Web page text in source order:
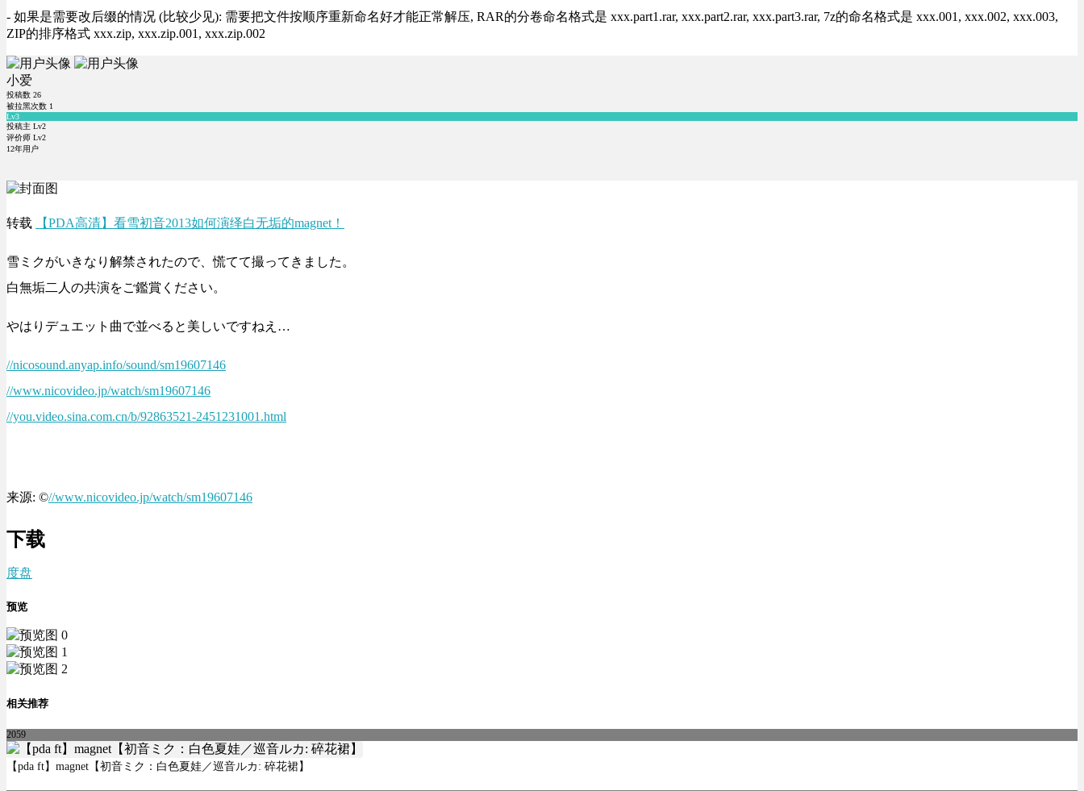
- 如果是需要改后缀的情况 (比较少见): 需要把文件按顺序重新命名好才能正常解压, RAR的分卷命名格式是 xxx.part1.rar, xxx.part2.rar, xxx.part3.rar, 7z的命名格式是 xxx.001, xxx.002, xxx.003,
ZIP的排序格式 xxx.zip, xxx.zip.001, xxx.zip.002
小爱
投稿数 26
被拉黑次数 1
Lv3
投稿主 Lv2
评价师 Lv2
12年用户
转载 【PDA高清】看雪初音2013如何演绎白无垢的magnet！
雪ミクがいきなり解禁されたので、慌てて撮ってきました。
白無垢二人の共演をご鑑賞ください。
やはりデュエット曲で並べると美しいですねえ…
//nicosound.anyap.info/sound/sm19607146
//www.nicovideo.jp/watch/sm19607146
//you.video.sina.com.cn/b/92863521-2451231001.html
来源: ©//www.nicovideo.jp/watch/sm19607146
下载
度盘
预览
相关推荐
2059
【pda ft】magnet【初音ミク：白色夏娃／巡音ルカ: 碎花裙】